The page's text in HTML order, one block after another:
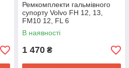
Ремкомплекти гальмівного
супорту Volvo FH 12, 13,
FM10 12, FL 6
В наявності
1 470 ₴